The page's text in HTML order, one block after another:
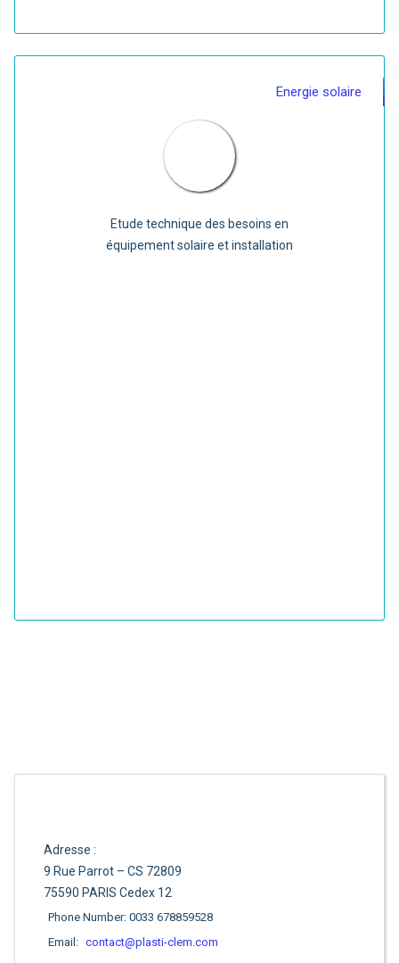
Energie solaire
Etude technique des besoins en
équipement solaire et installation
Adresse :
9 Rue Parrot – CS 72809
75590 PARIS Cedex 12
Phone Number: 0033 678859528
Email: contact@plasti-clem.com